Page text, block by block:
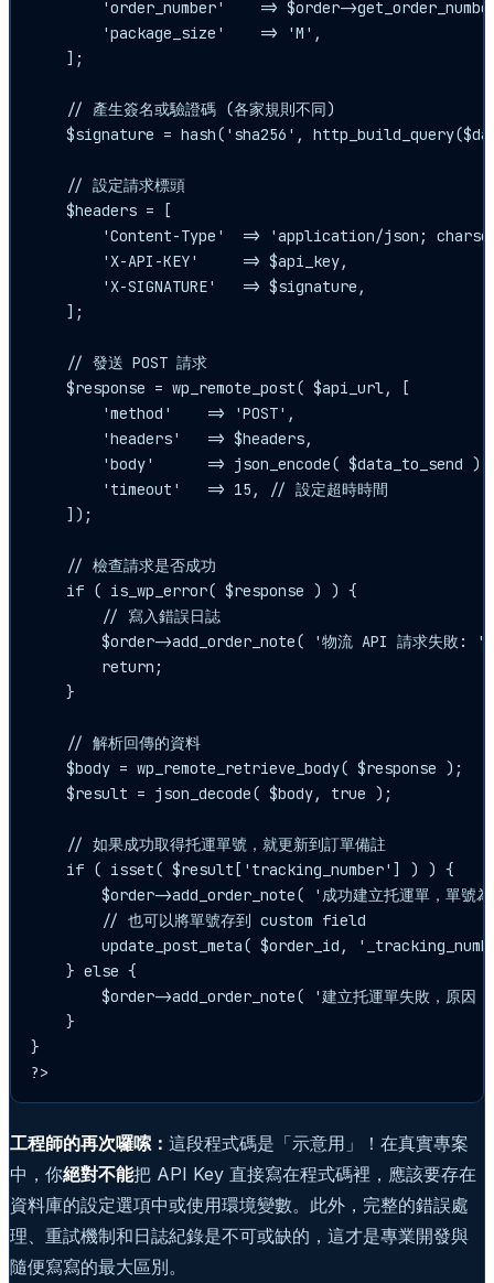
'order_number'    => $order-
        'package_size'    => 'M',
    ];
    // 產生簽名或驗證碼 (各家規則不同)
$signature = hash('sha256',
    // 設定請求標頭
    $headers = [
'Content-Type'  => 'application/json;
        'X-API-KEY'     => $api_key,
        'X-SIGNATURE'   => $signature,
    ];
    // 發送 POST 請求
    $response = wp_remote_post( $api_url, [
        'method'    => 'POST',
        'headers'   => $headers,
        'body'      => json_encode( $data_to_send ),
        'timeout'   => 15, // 設定超時時間
    ]);
    // 檢查請求是否成功
    if ( is_wp_error( $response ) ) {
        // 寫入錯誤日誌
$order->add_order_note( '物流 API 請求失敗:
        return;
    }
    // 解析回傳的資料
    $body = wp_remote_retrieve_body( $response );
    $result = json_decode( $body, true );
    // 如果成功取得托運單號，就更新到訂單備註
    if ( isset( $result['tracking_number'] ) ) {
$order->add_order_note( '成功建立托運單，單號
        // 也可以將單號存到 custom field
update_post_meta( $order_id,
    } else {
$order->add_order_note( '建立托運單失敗，原因
    }
}
?>
工程師的再次囉嗦： 這段程式碼是「示意用」！在真實專案
中，你絕對不能把 API Key 直接寫在程式碼裡，應該要存在
資料庫的設定選項中或使用環境變數。此外，完整的錯誤處
理、重試機制和日誌紀錄是不可或缺的，這才是專業開發與
隨便寫寫的最大區別。